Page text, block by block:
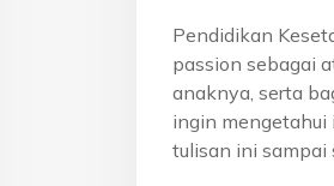
Pendidikan
passion sebagai
anaknya, serta
ingin mengetahui
tulisan ini sampai